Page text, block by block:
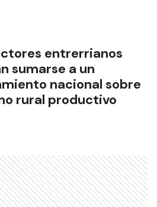
entrerrianos
sumarse a un
nacional sobre
rural productivo